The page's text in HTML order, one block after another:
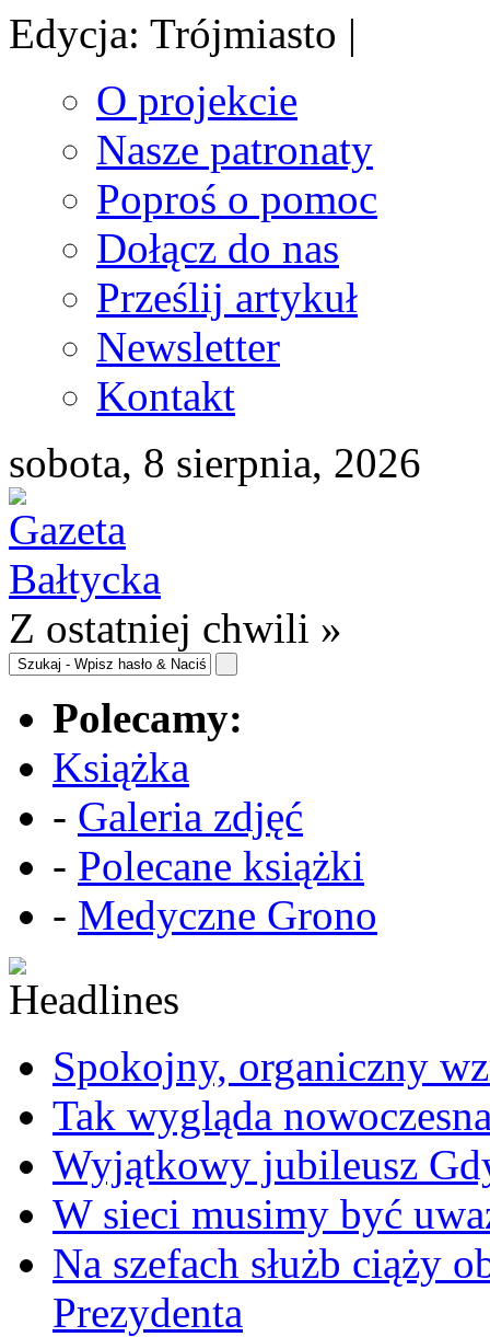
Edycja: Trójmiasto |
O projekcie
Nasze patronaty
Poproś o pomoc
Dołącz do nas
Prześlij artykuł
Newsletter
Kontakt
sobota, 8 sierpnia, 2026
Z ostatniej chwili »
Polecamy:
Książka
- Galeria zdjęć
- Polecane książki
- Medyczne Grono
Spokojny, organiczny
Tak wygląda
Wyjątkowy jubileusz
W sieci musimy być
Na szefach służb ciąży
Prezydenta